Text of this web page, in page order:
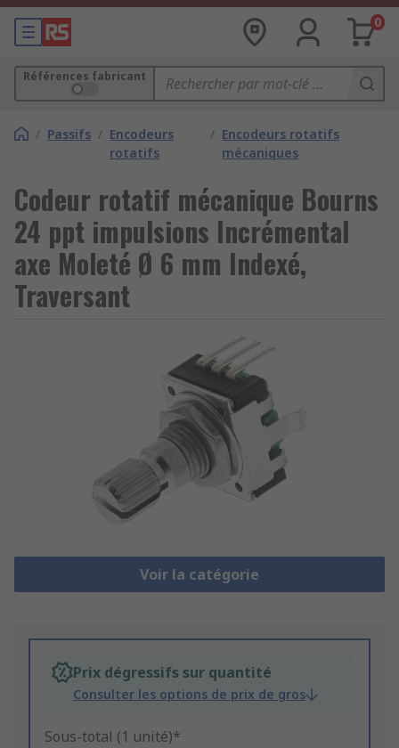
0
Références fabricant
/ Passifs / Encodeurs
rotatifs
/ Encodeurs rotatifs
mécaniques
Codeur rotatif mécanique Bourns
24 ppt impulsions Incrémental
axe Moleté Ø 6 mm Indexé,
Traversant
Voir la catégorie
Prix dégressifs sur quantité
Consulter les options de prix de gros
Sous-total (1 unité)*